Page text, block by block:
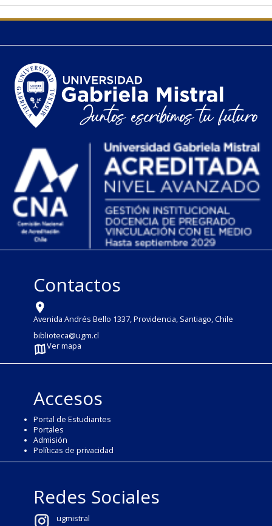
Contactos
Avenida Andrés Bello 1337, Providencia, Santiago, Chile
biblioteca@ugm.cl
Ver mapa
Accesos
Portal de Estudiantes
Portales
Admisión
Políticas de privacidad
Redes Sociales
ugmistral